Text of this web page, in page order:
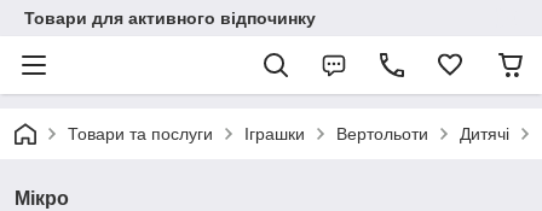
Товари для активного відпочинку
Товари та послуги Іграшки Вертольоти Дитячі
Мікро